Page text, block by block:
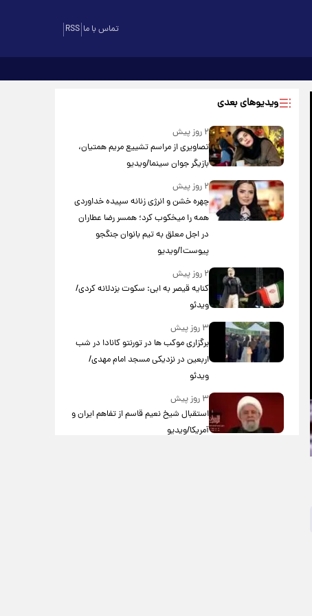
RSS تماس با ما
ویدیوهای بعدی
۲ روز پیش
تصاویری از مراسم تشییع مریم همتیان،
بازیگر جوان سینما/ویدیو
۲ روز پیش
چهره خشن و انرژی زنانه سپیده خداوردی
همه را میخکوب کرد؛ همسر رضا عطاران
در اجل معلق به تیم بانوان جنگجو
پیوست!/ویدیو
۲ روز پیش
کنایه قیصر به ابی: سکوت بزدلانه کردی/
ویدئو
۳ روز پیش
برگزاری موکب ها در تورنتو کانادا در شب
اربعین در نزدیکی مسجد امام مهدی/
ویدئو
۳ روز پیش
استقبال شیخ نعیم قاسم از تفاهم ایران و
آمریکا/ویدیو